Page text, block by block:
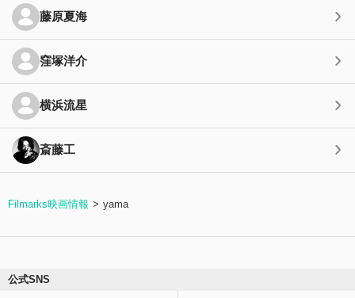
藤原夏海
窪塚洋介
横浜流星
斎藤工
Filmarks映画情報 yama
公式SNS